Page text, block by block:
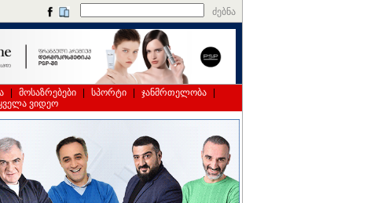
ძებნა
მოსაზრებები სპორტი ჯანმრთელობა
ვიდეო